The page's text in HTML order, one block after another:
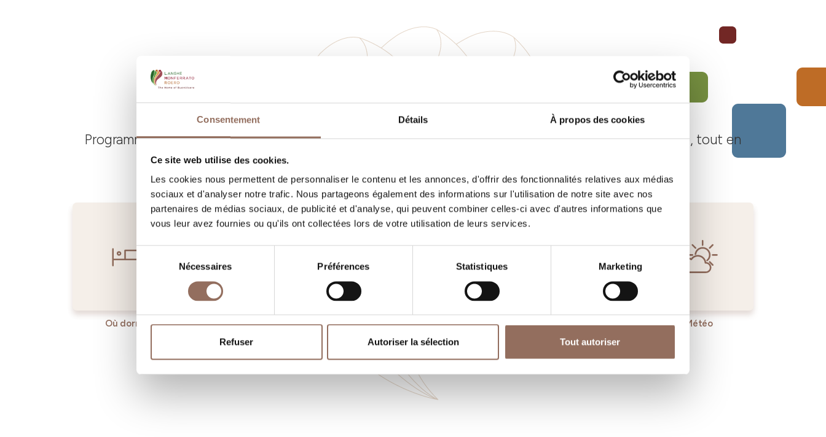
Consentement Détails À propos des cookies
Ce site web utilise des cookies.
Les cookies nous permettent de personnaliser le contenu et les annonces, d'offrir des fonctionnalités relatives aux médias
sociaux et d'analyser notre trafic. Nous partageons également des informations sur l'utilisation de notre site avec nos
partenaires de médias sociaux, de publicité et d'analyse, qui peuvent combiner celles-ci avec d'autres informations que
vous leur avez fournies ou qu'ils ont collectées lors de votre utilisation de leurs services.
Sélection
consentement
Nécessaires Préférences Statistiques Marketing
Refuser Autoriser la sélection Tout autoriser
Vos vacances
Programmez où dormir, où manger, quoi faire et visiter dans chaque coin de Langhe Monferrato Roero, tout en
gardant un œil sur la météo en temps réel
Où dormir Où manger
Operateurs du
Tourisme Entrant
Services Météo